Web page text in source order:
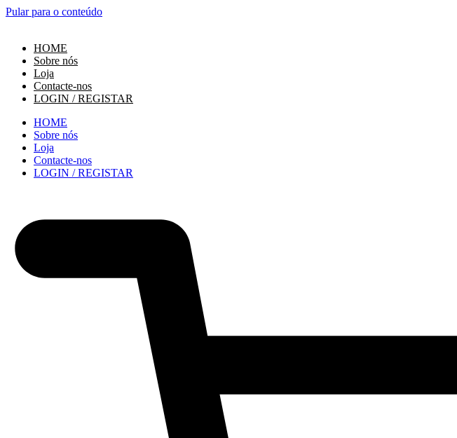
Pular para o conteúdo
HOME
Sobre nós
Loja
Contacte-nos
LOGIN / REGISTAR
HOME
Sobre nós
Loja
Contacte-nos
LOGIN / REGISTAR